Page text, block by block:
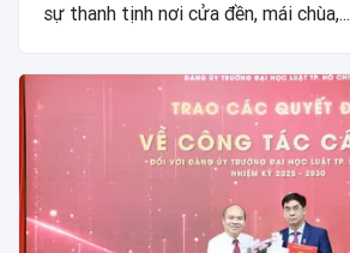
sự thanh tịnh nơi cửa đền, mái chùa,...